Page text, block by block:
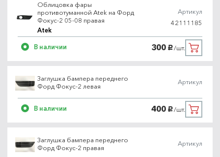
Облицовка фары
противотуманной Atek на Форд
Фокус-2 05-08 правая
Atek
Артикул
42111185
В наличии 300 руб./шт.
Заглушка бампера переднего
Форд Фокус-2 левая
Артикул
В наличии 400 руб./шт.
Заглушка бампера переднего
Форд Фокус-2 правая
Артикул